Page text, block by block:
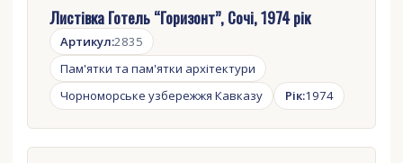
Листівка Готель “Горизонт”, Сочі, 1974 рік
Артикул:2835
Пам'ятки та пам'ятки архітектури
Чорноморське узбережжя Кавказу
Рік:1974